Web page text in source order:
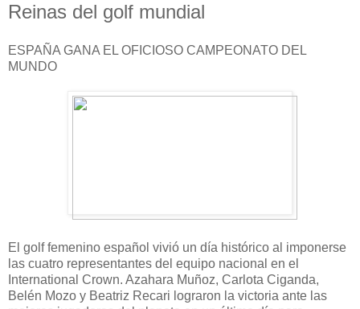
Reinas del golf mundial
ESPAÑA GANA EL OFICIOSO CAMPEONATO DEL
MUNDO
El golf femenino español vivió un día histórico al imponerse
las cuatro representantes del equipo nacional en el
International Crown. Azahara Muñoz, Carlota Ciganda,
Belén Mozo y Beatriz Recari lograron la victoria ante las